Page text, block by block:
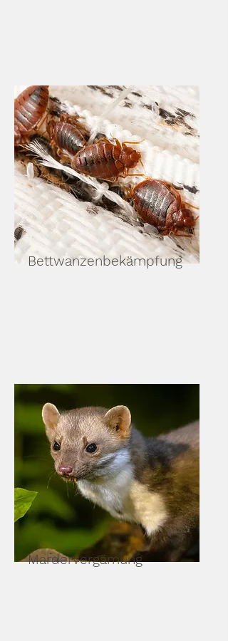
Bettwanzenbekämpfung
Mardervergämung